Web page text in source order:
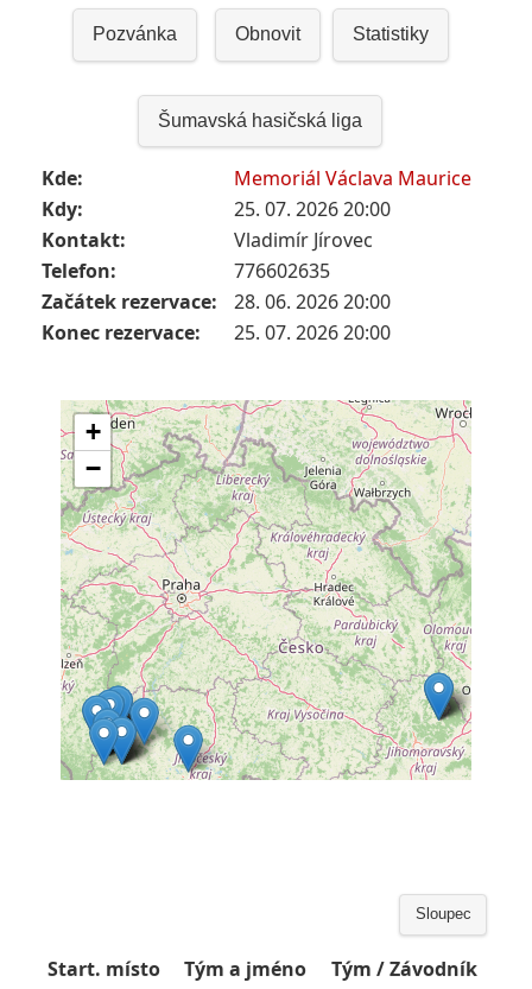
Pozvánka Obnovit Statistiky
Šumavská hasičská liga
Kde:
Memoriál Václava Maurice
Kdy:
25. 07. 2026 20:00
Kontakt:
Vladimír Jírovec
Telefon:
776602635
Začátek rezervace:
28. 06. 2026 20:00
Konec rezervace:
25. 07. 2026 20:00
Sloupec
Start. místo Tým a jméno Tým / Závodník